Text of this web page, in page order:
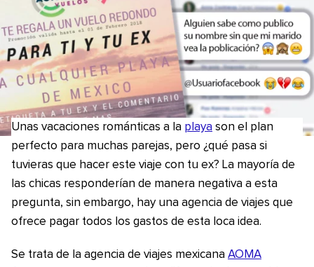
Unas vacaciones románticas a la playa son el plan
perfecto para muchas parejas, pero ¿qué pasa si
tuvieras que hacer este viaje con tu ex? La mayoría de
las chicas responderían de manera negativa a esta
pregunta, sin embargo, hay una agencia de viajes que
ofrece pagar todos los gastos de esta loca idea.
Se trata de la agencia de viajes mexicana AOMA